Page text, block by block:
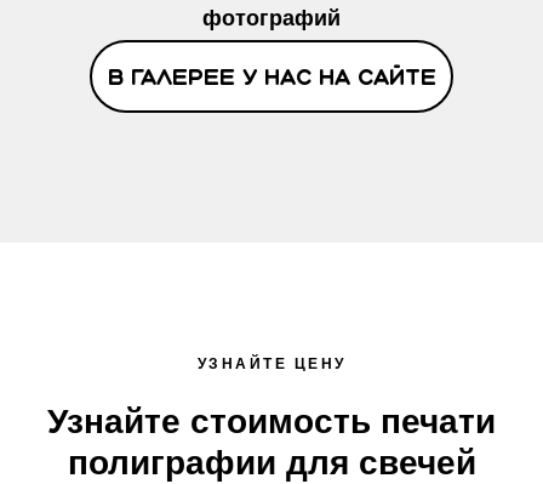
фотографий
В галерее у нас на сайте
УЗНАЙТЕ ЦЕНУ
Узнайте стоимость печати
полиграфии для свечей